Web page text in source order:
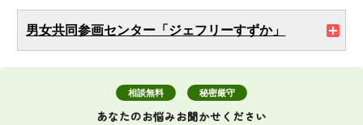
男女共同参画センター「ジェフリーすずか」
相談無料 秘密厳守
あなたのお悩みお聞かせください